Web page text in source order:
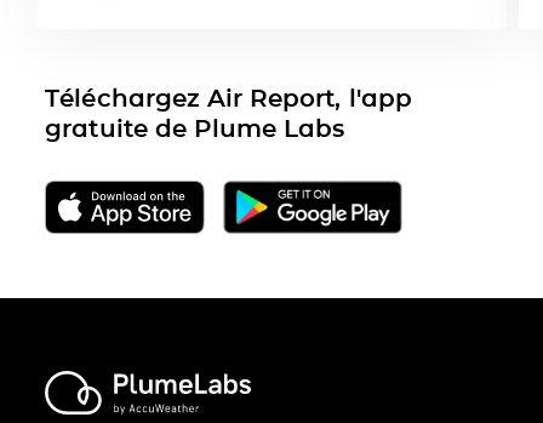
Téléchargez Air Report, l'app
gratuite de Plume Labs